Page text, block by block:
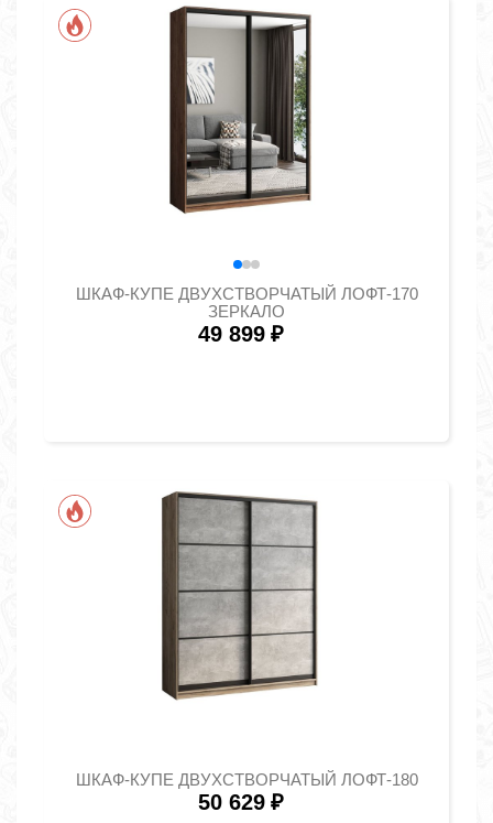
ШКАФ-КУПЕ ДВУХСТВОРЧАТЫЙ ЛОФТ-170
ЗЕРКАЛО
49 899 ₽
ШКАФ-КУПЕ ДВУХСТВОРЧАТЫЙ ЛОФТ-180
50 629 ₽